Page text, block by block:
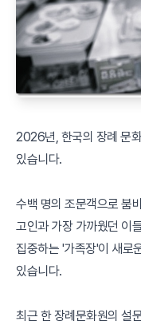
2026년, 한국의 장례 문
있습니다.
수백 명의 조문객으로 붐
고인과 가장 가까웠던 이
집중하는 '가족장'이 새로
있습니다.
최근 한 장례문화원의 설